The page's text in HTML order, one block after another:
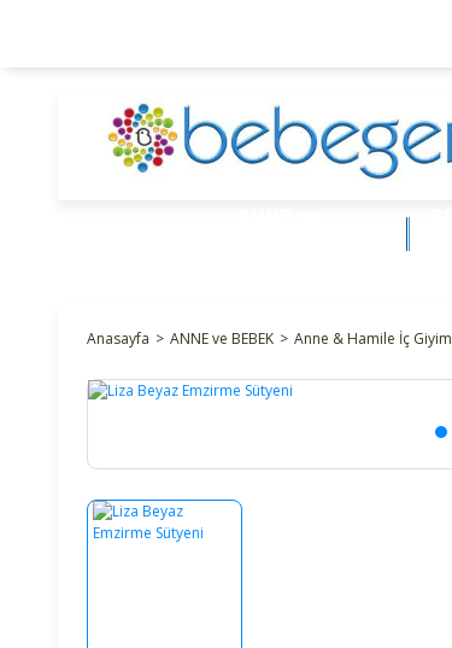
Anasayfa ANNE ve BEBEK Anne & Hamile İç Giyim